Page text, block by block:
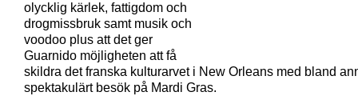
olycklig kärlek, fattigdom och
drogmissbruk samt musik och
voodoo plus att det ger
Guarnido möjligheten att få
skildra det franska kulturarvet i New Orleans med bland
spektakulärt besök på Mardi Gras.